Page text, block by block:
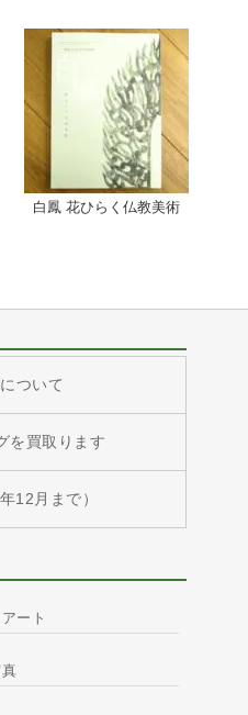
白鳳 花ひらく仏教美術
ついて
を買取ります
12月まで）
ート